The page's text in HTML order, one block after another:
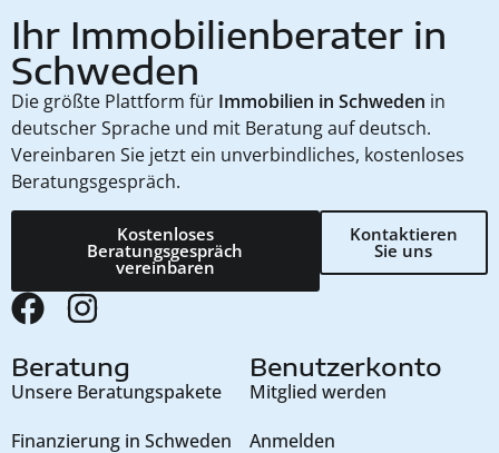
Ihr Immobilienberater in
Schweden
Die größte Plattform für Immobilien in Schweden in
deutscher Sprache und mit Beratung auf deutsch.
Vereinbaren Sie jetzt ein unverbindliches, kostenloses
Beratungsgespräch.
Kostenloses
Beratungsgespräch
vereinbaren
Kontaktieren
Sie uns
Beratung
Unsere Beratungspakete
Finanzierung in Schweden
Benutzerkonto
Mitglied werden
Anmelden